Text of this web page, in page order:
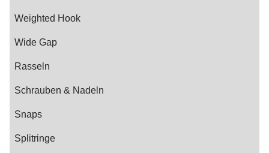
Weighted Hook
Wide Gap
Rasseln
Schrauben & Nadeln
Snaps
Splitringe